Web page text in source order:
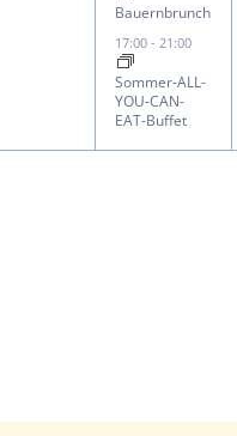
Bauernbrunch
17:00- 21:00
Sommer-ALL-
YOU-CAN-
EAT-Buffet